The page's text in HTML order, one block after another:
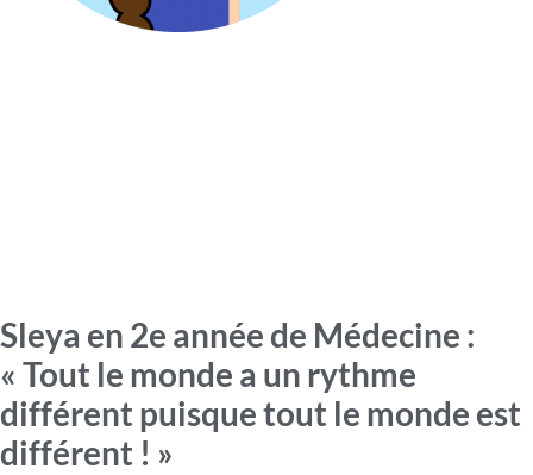
Sleya en 2e année de Médecine :
« Tout le monde a un rythme
différent puisque tout le monde est
différent ! »